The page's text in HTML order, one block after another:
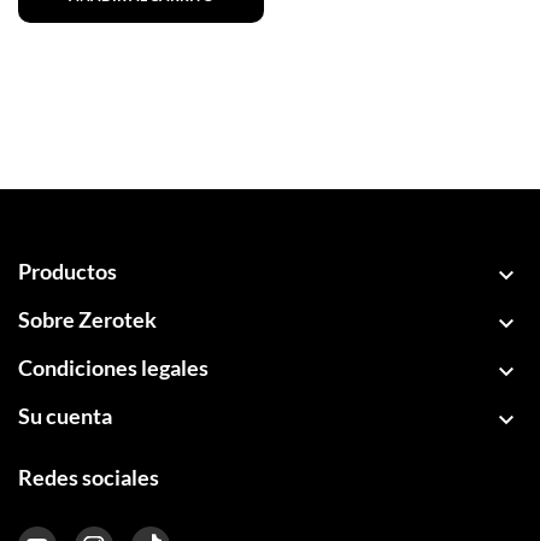
Productos 
Sobre Zerotek 
Condiciones legales 
Su cuenta 
Redes sociales